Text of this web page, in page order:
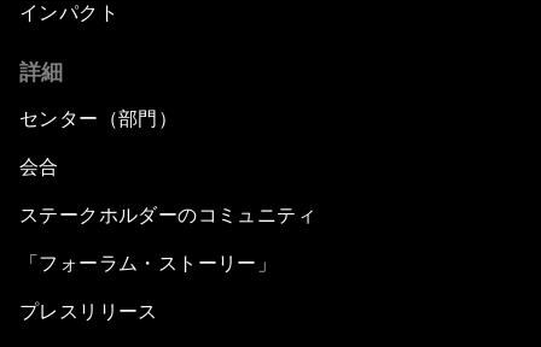
インパクト
詳細
センター（部門）
会合
ステークホルダーのコミュニティ
「フォーラム・ストーリー」
プレスリリース